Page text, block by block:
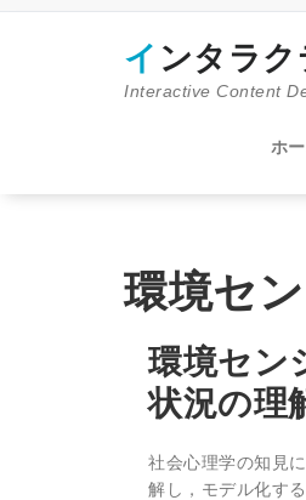
コ
インタラ
Interactive Content
ホ
環境セ
環境セン
状況の理
社会心理学の知見
解し，モデル化す